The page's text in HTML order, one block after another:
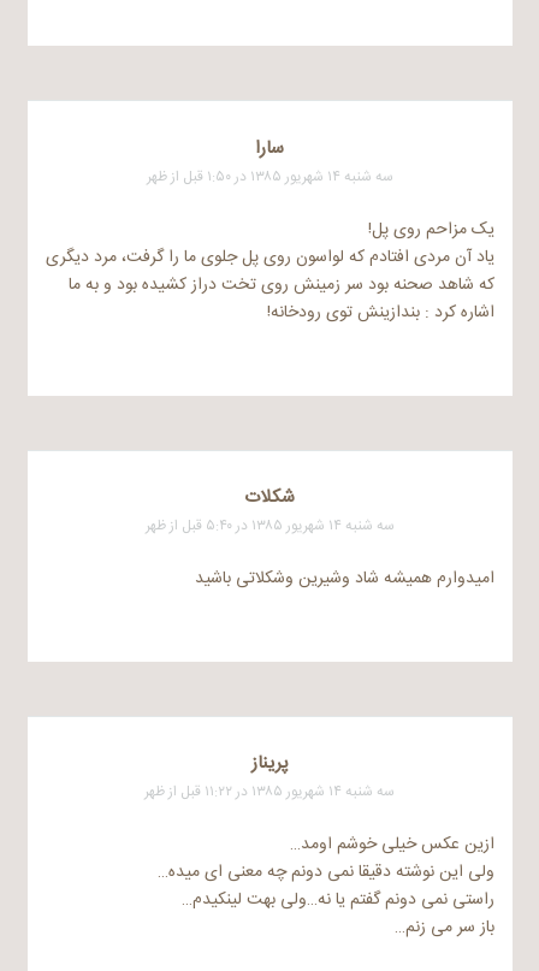
سارا
سه شنبه ۱۴ شهریور ۱۳۸۵ در ۱:۵۰ قبل از ظهر
یک مزاحم روی پل!
یاد آن مردی افتادم که لواسون روی پل جلوی ما را گرفت، مرد دیگری
که شاهد صحنه بود سر زمینش روی تخت دراز کشیده بود و به ما
اشاره کرد : بندازینش توی رودخانه!
شكلات
سه شنبه ۱۴ شهریور ۱۳۸۵ در ۵:۴۰ قبل از ظهر
امیدوارم همیشه شاد وشیرین وشکلاتى باشید
پریناز
سه شنبه ۱۴ شهریور ۱۳۸۵ در ۱۱:۲۲ قبل از ظهر
ازین عکس خیلی خوشم اومد…
ولی این نوشته دقیقا نمی دونم چه معنی ای میده…
راستی نمی دونم گفتم یا نه…ولی بهت لینکیدم…
باز سر می زنم…